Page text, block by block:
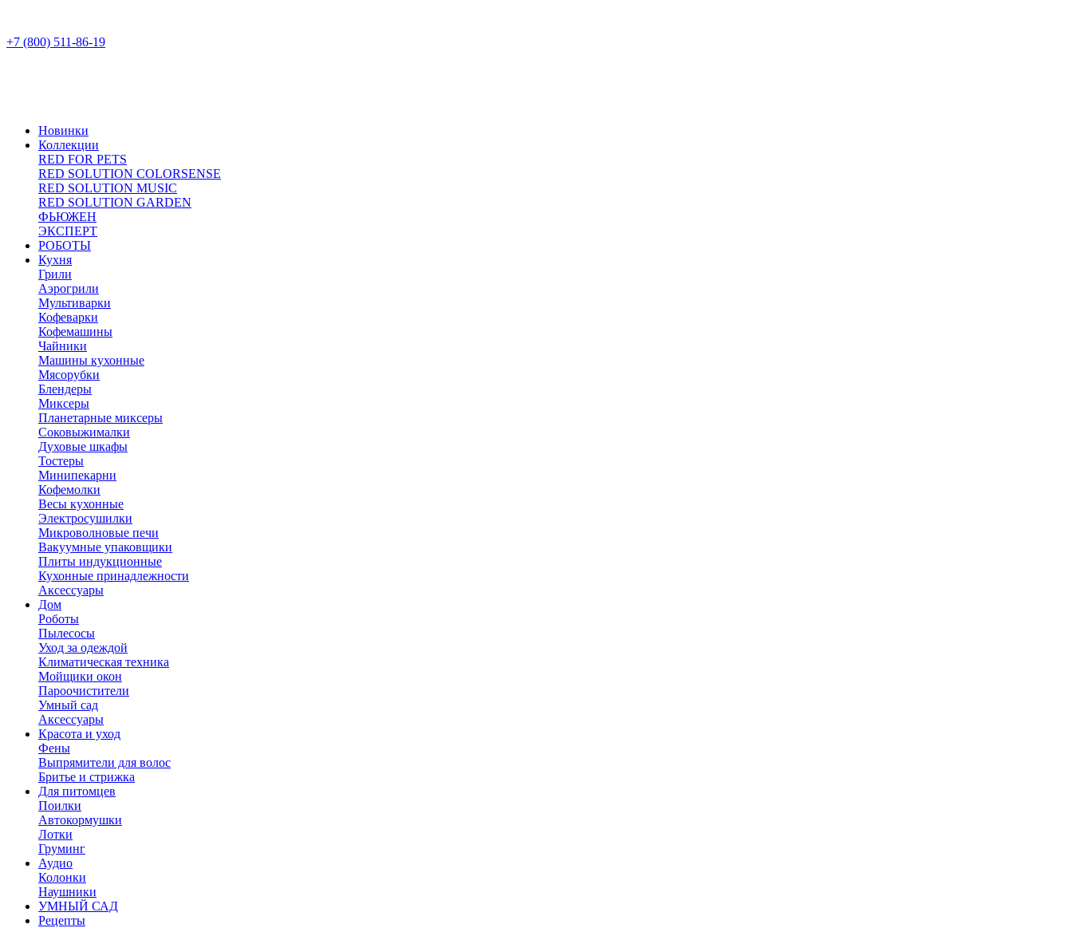
+7 (800) 511-86-19
Новинки
Коллекции
RED FOR PETS
RED SOLUTION COLORSENSE
RED SOLUTION MUSIC
RED SOLUTION GARDEN
ФЬЮЖЕН
ЭКСПЕРТ
РОБОТЫ
Кухня
Грили
Аэрогрили
Мультиварки
Кофеварки
Кофемашины
Чайники
Машины кухонные
Мясорубки
Блендеры
Миксеры
Планетарные миксеры
Соковыжималки
Духовые шкафы
Тостеры
Минипекарни
Кофемолки
Весы кухонные
Электросушилки
Микроволновые печи
Вакуумные упаковщики
Плиты индукционные
Кухонные принадлежности
Аксессуары
Дом
Роботы
Пылесосы
Уход за одеждой
Климатическая техника
Мойщики окон
Пароочистители
Умный сад
Аксессуары
Красота и уход
Фены
Выпрямители для волос
Бритье и стрижка
Для питомцев
Поилки
Автокормушки
Лотки
Груминг
Аудио
Колонки
Наушники
УМНЫЙ САД
Рецепты